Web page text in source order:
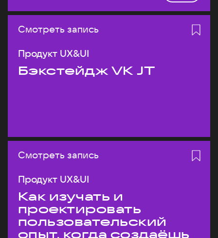
Смотреть запись
Продукт UX&UI
Бэкстейдж VK JT
Смотреть запись
Продукт UX&UI
Как изучать и
проектировать
пользовательский
опыт, когда создаёшь